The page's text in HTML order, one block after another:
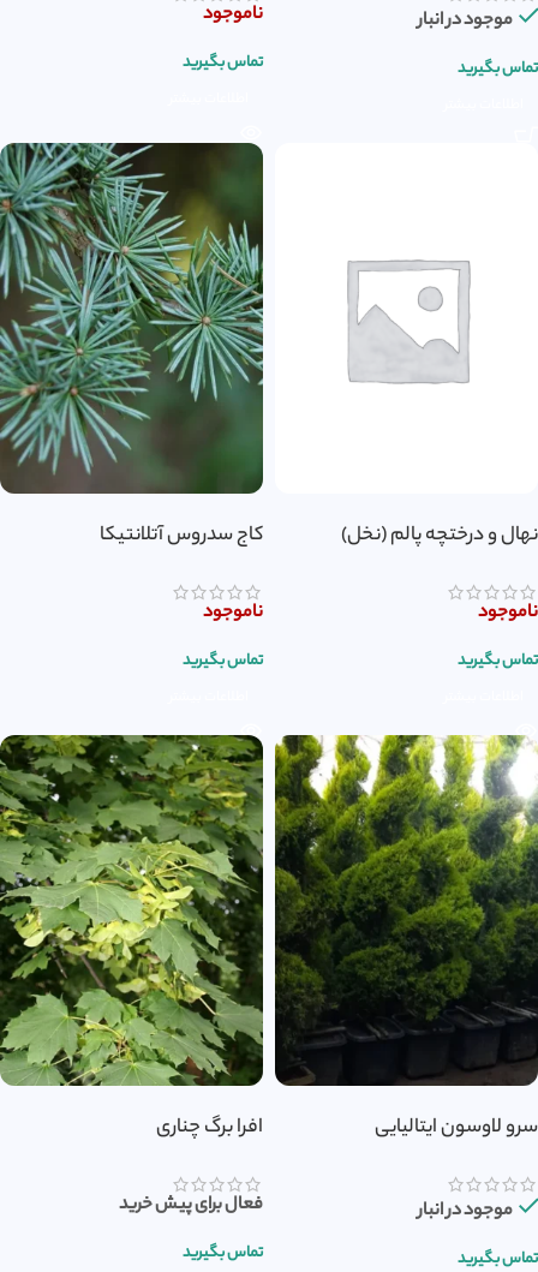
موجود در انبار
تماس بگیرید
ناموجود
تماس بگیرید
نهال و درختچه پالم (نخل)
ناموجود
تماس بگیرید
کاج سدروس آتلانتیکا
ناموجود
تماس بگیرید
سرو لاوسون ایتالیایی
موجود در انبار
تماس بگیرید
افرا برگ چناری
فعال برای پیش خرید
تماس بگیرید